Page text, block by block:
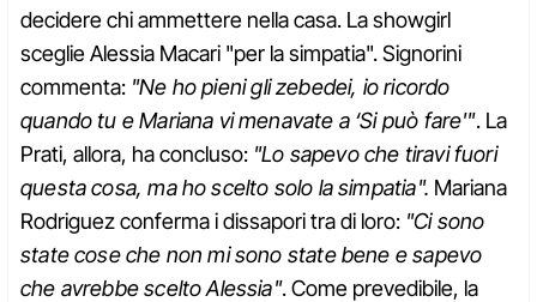
decidere chi ammettere nella casa. La showgirl
sceglie Alessia Macari "per la simpatia". Signorini
commenta: "Ne ho pieni gli zebedei, io ricordo
quando tu e Mariana vi menavate a ‘Si può fare'". La
Prati, allora, ha concluso: "Lo sapevo che tiravi fuori
questa cosa, ma ho scelto solo la simpatia". Mariana
Rodriguez conferma i dissapori tra di loro: "Ci sono
state cose che non mi sono state bene e sapevo
che avrebbe scelto Alessia". Come prevedibile, la